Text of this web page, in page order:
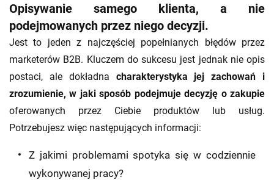
Opisywanie samego klienta, a nie
podejmowanych przez niego decyzji.
Jest to jeden z najczęściej popełnianych błędów przez
marketerów B2B. Kluczem do sukcesu jest jednak nie opis
postaci, ale dokładna charakterystyka jej zachowań i
zrozumienie, w jaki sposób podejmuje decyzję o zakupie
oferowanych przez Ciebie produktów lub usług.
Potrzebujesz więc następujących informacji:
Z jakimi problemami spotyka się w codziennie
wykonywanej pracy?